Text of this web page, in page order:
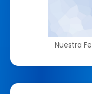
Nuestra